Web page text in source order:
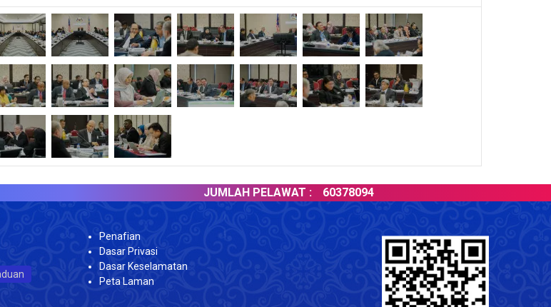
JUMLAH PELAWAT : 60378094
Penafian
Dasar Privasi
Dasar Keselamatan
Peta Laman